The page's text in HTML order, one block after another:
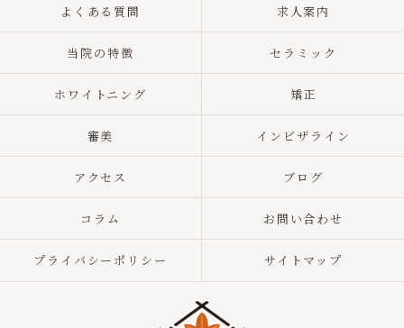
よくある質問 求人案内
当院の特徴 セラミック
ホワイトニング 矯正
審美 インビザライン
アクセス ブログ
コラム お問い合わせ
プライバシーポリシー サイトマップ